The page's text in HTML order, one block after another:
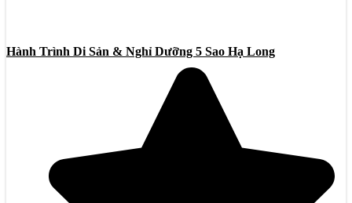
Hành Trình Di Sản & Nghỉ Dưỡng 5 Sao Hạ Long